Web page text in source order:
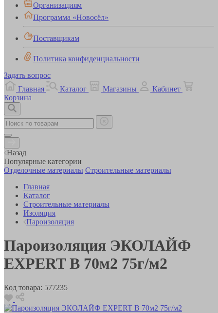
Организациям
Программа «Новосёл»
Поставщикам
Политика конфиденциальности
Задать вопрос
Главная
Каталог Магазины
Кабинет
Корзина
Назад
Популярные категории
Отделочные материалы Строительные материалы
Главная
Каталог
Строительные материалы
Изоляция
Пароизоляция
Пароизоляция ЭКОЛАЙФ
EXPERT В 70м2 75г/м2
Код товара: 577235